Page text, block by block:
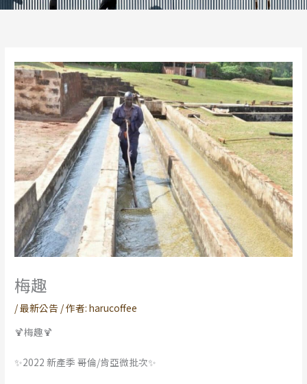
梅趣
/最新公告 / 作者:harucoffee
🍹梅趣🍹
✨2022 新產季 哥倫/肯亞微批次✨